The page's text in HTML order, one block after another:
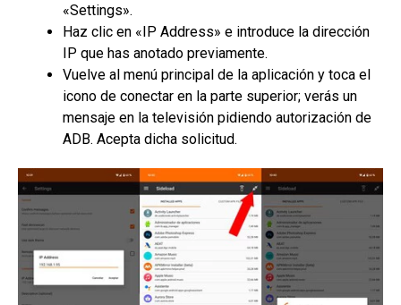
«Settings».
Haz clic en «IP Address» e introduce la dirección
IP que has anotado previamente.
Vuelve al menú principal de la aplicación y toca el
icono de conectar en la parte superior; verás un
mensaje en la televisión pidiendo autorización de
ADB. Acepta dicha solicitud.